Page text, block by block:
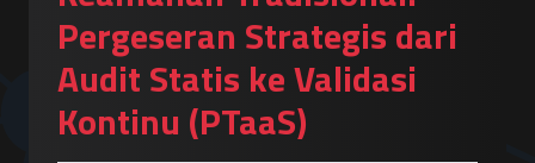
Pergeseran Strategis dari
Audit Statis ke Validasi
Kontinu (PTaaS)